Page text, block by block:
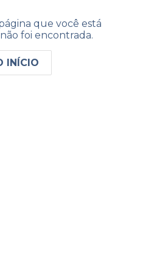
que você está
foi encontrada.
INÍCIO